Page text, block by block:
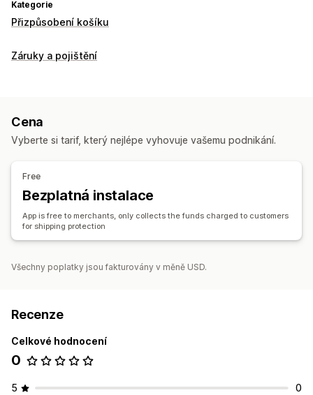
Kategorie
Přizpůsobení košíku
Záruky a pojištění
Cena
Vyberte si tarif, který nejlépe vyhovuje vašemu podnikání.
Free
Bezplatná instalace
App is free to merchants, only collects the funds charged to customers
for shipping protection
Všechny poplatky jsou fakturovány v měně USD.
Recenze
Celkové hodnocení
0
5
0